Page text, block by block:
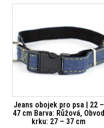
Jeans obojek pro psa | 22 –
47 cm Barva: Růžová, Obvod
krku: 27 – 37 cm